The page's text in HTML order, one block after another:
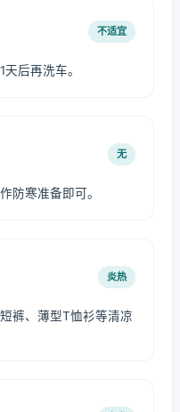
不适宜
后再洗车。
无
防寒准备即可。
炎热
裤、薄型T恤衫等清凉